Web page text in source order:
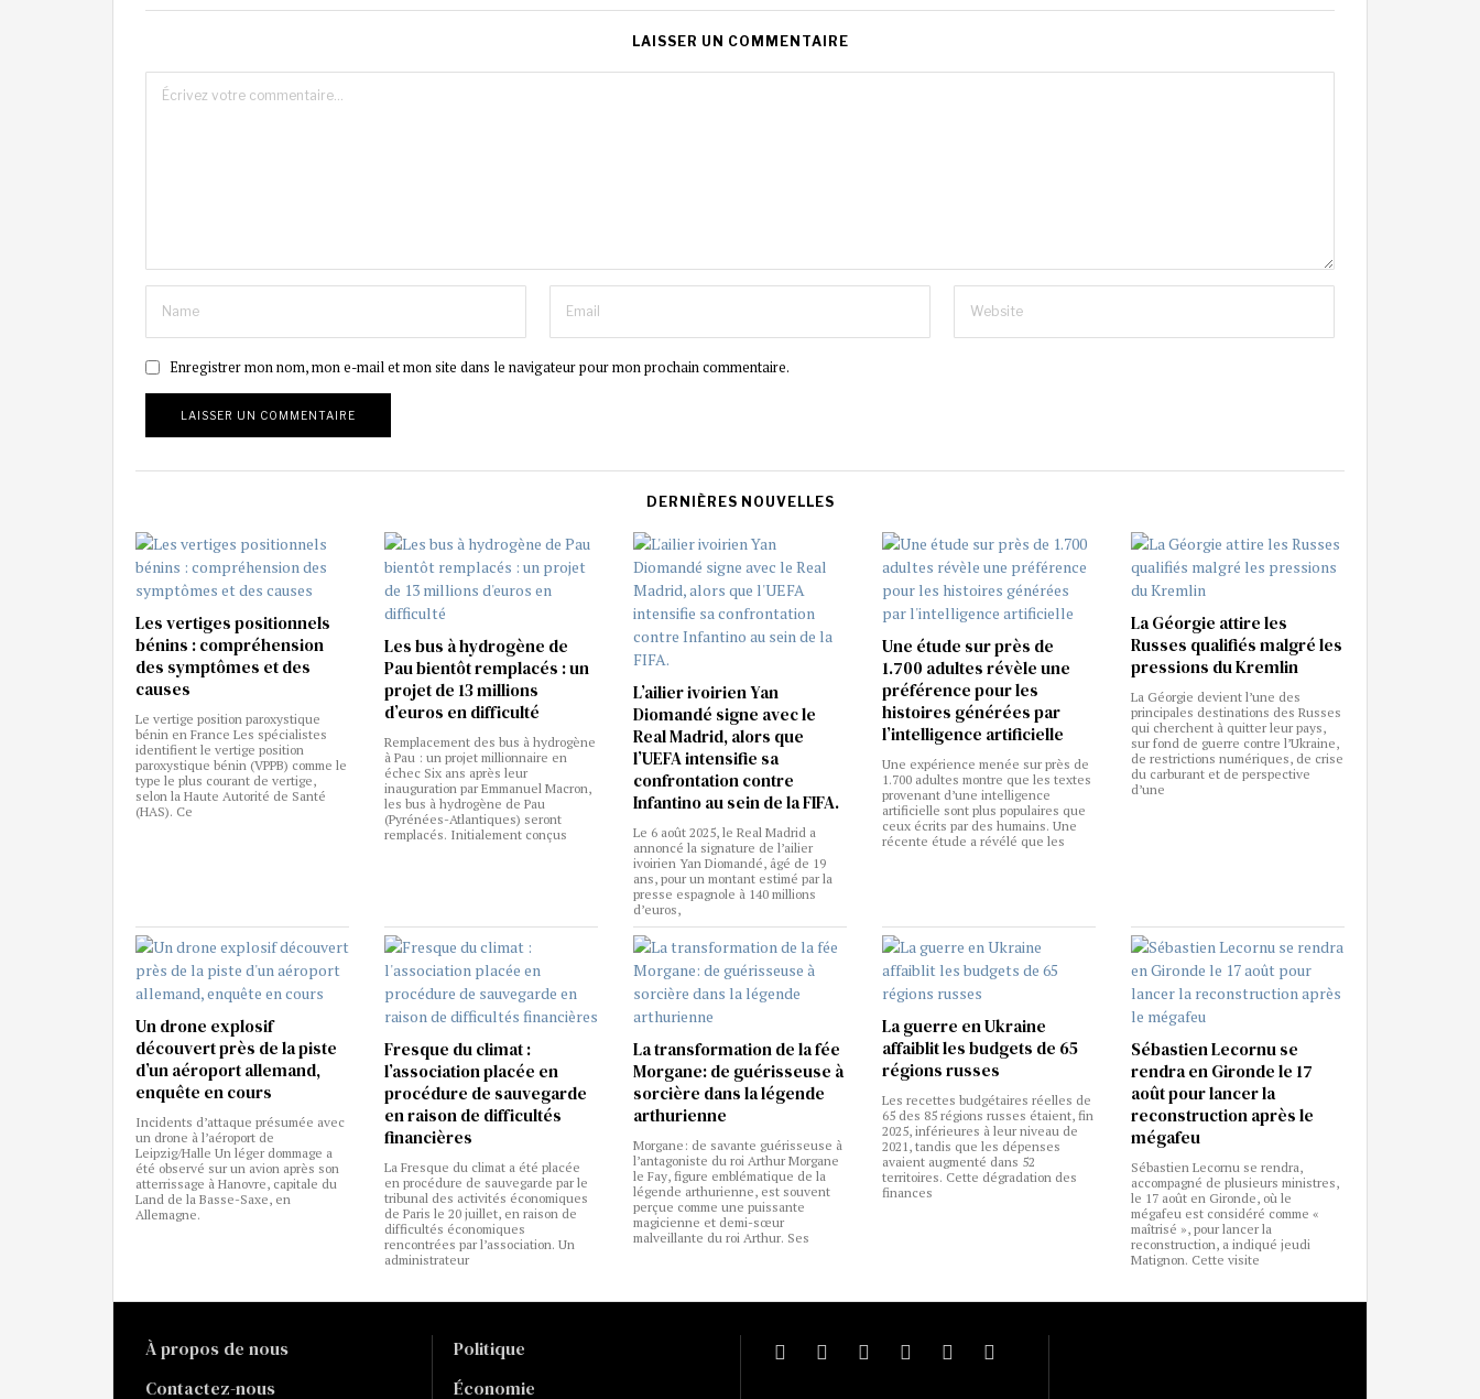
LAISSER UN COMMENTAIRE
Enregistrer mon nom, mon e-mail et mon site dans le navigateur pour mon prochain commentaire.
DERNIÈRES NOUVELLES
Les vertiges positionnels
bénins : compréhension
des symptômes et des
causes
Le vertige position paroxystique
bénin en France Les spécialistes
identifient le vertige position
paroxystique bénin (VPPB) comme le
type le plus courant de vertige,
selon la Haute Autorité de Santé
(HAS). Ce
Les bus à hydrogène de
Pau bientôt remplacés : un
projet de 13 millions
d’euros en difficulté
Remplacement des bus à hydrogène
à Pau : un projet millionnaire en
échec Six ans après leur
inauguration par Emmanuel Macron,
les bus à hydrogène de Pau
(Pyrénées-Atlantiques) seront
remplacés. Initialement conçus
L’ailier ivoirien Yan
Diomandé signe avec le
Real Madrid, alors que
l’UEFA intensifie sa
confrontation contre
Infantino au sein de la FIFA.
Le 6 août 2025, le Real Madrid a
annoncé la signature de l’ailier
ivoirien Yan Diomandé, âgé de 19
ans, pour un montant estimé par la
presse espagnole à 140 millions
d’euros,
Une étude sur près de
1.700 adultes révèle une
préférence pour les
histoires générées par
l’intelligence artificielle
Une expérience menée sur près de
1.700 adultes montre que les textes
provenant d’une intelligence
artificielle sont plus populaires que
ceux écrits par des humains. Une
récente étude a révélé que les
La Géorgie attire les
Russes qualifiés malgré les
pressions du Kremlin
La Géorgie devient l’une des
principales destinations des Russes
qui cherchent à quitter leur pays,
sur fond de guerre contre l’Ukraine,
de restrictions numériques, de crise
du carburant et de perspective
d’une
Un drone explosif
découvert près de la piste
d’un aéroport allemand,
enquête en cours
Incidents d’attaque présumée avec
un drone à l’aéroport de
Leipzig/Halle Un léger dommage a
été observé sur un avion après son
atterrissage à Hanovre, capitale du
Land de la Basse-Saxe, en
Allemagne.
Fresque du climat :
l’association placée en
procédure de sauvegarde
en raison de difficultés
financières
La Fresque du climat a été placée
en procédure de sauvegarde par le
tribunal des activités économiques
de Paris le 20 juillet, en raison de
difficultés économiques
rencontrées par l’association. Un
administrateur
La transformation de la fée
Morgane: de guérisseuse à
sorcière dans la légende
arthurienne
Morgane: de savante guérisseuse à
l’antagoniste du roi Arthur Morgane
le Fay, figure emblématique de la
légende arthurienne, est souvent
perçue comme une puissante
magicienne et demi-sœur
malveillante du roi Arthur. Ses
La guerre en Ukraine
affaiblit les budgets de 65
régions russes
Les recettes budgétaires réelles de
65 des 85 régions russes étaient, fin
2025, inférieures à leur niveau de
2021, tandis que les dépenses
avaient augmenté dans 52
territoires. Cette dégradation des
finances
Sébastien Lecornu se
rendra en Gironde le 17
août pour lancer la
reconstruction après le
mégafeu
Sébastien Lecornu se rendra,
accompagné de plusieurs ministres,
le 17 août en Gironde, où le
mégafeu est considéré comme «
maîtrisé », pour lancer la
reconstruction, a indiqué jeudi
Matignon. Cette visite
À propos de nous
Contactez-nous
Politique
Économie